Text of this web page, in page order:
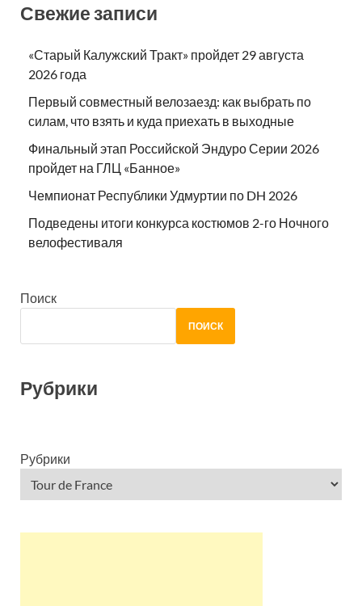
Свежие записи
«Старый Калужский Тракт» пройдет 29 августа
2026 года
Первый совместный велозаезд: как выбрать по
силам, что взять и куда приехать в выходные
Финальный этап Российской Эндуро Серии 2026
пройдет на ГЛЦ «Банное»
Чемпионат Республики Удмуртии по DH 2026
Подведены итоги конкурса костюмов 2-го Ночного
велофестиваля
Поиск
ПОИСК
Рубрики
Рубрики